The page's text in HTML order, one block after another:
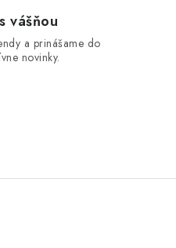
vášňou
a prinášame do
novinky.